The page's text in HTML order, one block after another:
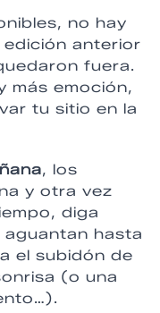
no hay
anterior
fuera.
más emoción,
tu sitio en la
, los
y otra vez
diga
aguantan hasta
el subidón de
(o una